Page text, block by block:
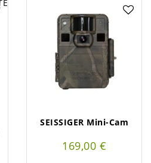
SEISSIGER Mini-Cam
169,00 €